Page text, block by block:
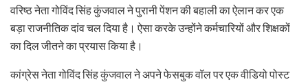
वरिष्ठ नेता गोविंद सिंह कुंजवाल ने पुरानी पेंशन की बहाली का ऐलान कर एक
बड़ा राजनीतिक दांव चल दिया है। ऐसा करके उन्होंने कर्मचारियों और शिक्षकों
का दिल जीतने का प्रयास किया है।
कांग्रेस नेता गोविंद सिंह कुंजवाल ने अपने फेसबुक वॉल पर एक वीडियो पोस्ट